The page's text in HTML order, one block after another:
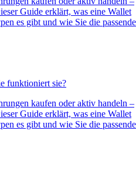
Guide erklärt, was eine Wallet
es gibt und wie Sie die passende
funktioniert sie?
kaufen oder aktiv handeln –
Guide erklärt, was eine Wallet
es gibt und wie Sie die passende